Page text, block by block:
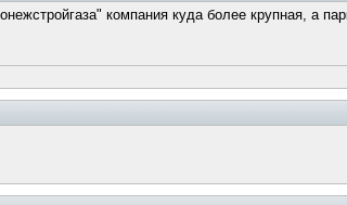
компания куда более крупная, а